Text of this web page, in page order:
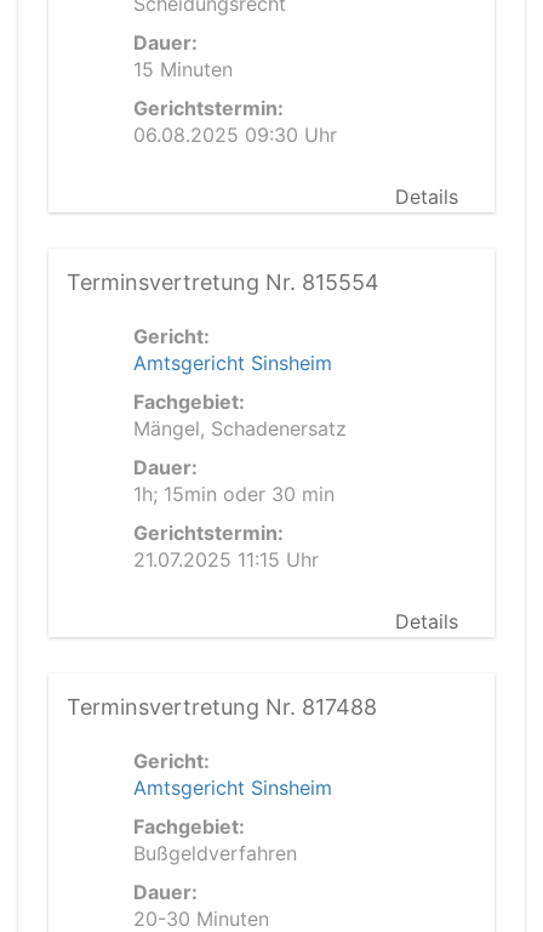
Dauer:
15 Minuten
Gerichtstermin:
06.08.2025 09:30 Uhr
Details
Terminsvertretung Nr. 815554
Gericht:
Amtsgericht Sinsheim
Fachgebiet:
Mängel, Schadenersatz
Dauer:
1h; 15min oder 30 min
Gerichtstermin:
21.07.2025 11:15 Uhr
Details
Terminsvertretung Nr. 817488
Gericht:
Amtsgericht Sinsheim
Fachgebiet:
Bußgeldverfahren
Dauer:
20-30 Minuten